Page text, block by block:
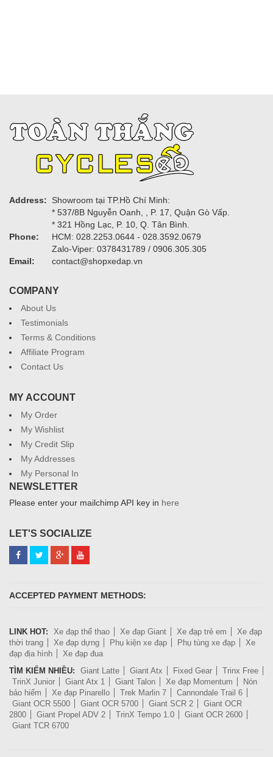
Address:
Showroom tại TP.Hồ Chí Minh:
* 537/8B Nguyễn Oanh, , P. 17, Quận Gò Vấp.
* 321 Hồng Lạc, P. 10, Q. Tân Bình.
Phone:
HCM: 028.2253.0644 - 028.3592.0679
Zalo-Viper: 0378431789 / 0906.305.305
Email:
contact@shopxedap.vn
COMPANY
About Us
Testimonials
Terms & Conditions
Affiliate Program
Contact Us
MY ACCOUNT
My Order
My Wishlist
My Credit Slip
My Addresses
My Personal In
NEWSLETTER
Please enter your mailchimp API key in here
LET'S SOCIALIZE
ACCEPTED PAYMENT METHODS:
LINK HOT: Xe đạp thể thao Xe đạp Giant Xe đạp trẻ em
Xe đạp
thời trang
Xe đạp dựng Phụ kiện xe đạp Phụ tùng xe đạp
Xe
đạp địa hình
Xe đạp đua
TÌM KIẾM NHIỀU:
Giant Latte Giant Atx Fixed Gear
Trinx Free
TrinX Junior
Giant Atx 1 Giant Talon Xe đạp Momentum
Nón
bảo hiểm
Xe đạp Pinarello Trek Marlin 7
Cannondale Trail 6
Giant OCR 5500
Giant OCR 5700 Giant SCR 2
Giant OCR
2800
Giant Propel ADV 2 TrinX Tempo 1.0
Giant OCR 2600
Giant TCR 6700